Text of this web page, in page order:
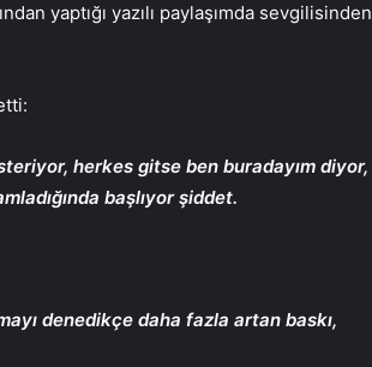
yaptığı yazılı paylaşımda sevgilisinden
herkes gitse ben buradayım diyor,
başlıyor şiddet.
denedikçe daha fazla artan baskı,